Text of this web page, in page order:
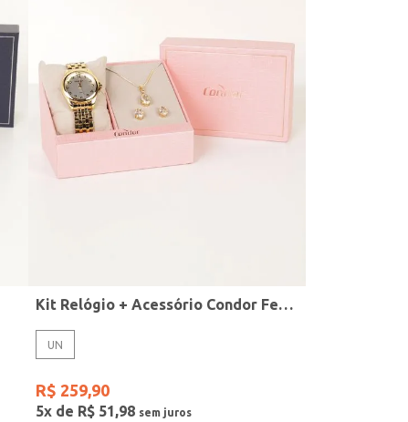
Kit Relógio + Acessório Condor Feminino DOURADO
UN
R$ 259,90
5x de R$ 51 ,98